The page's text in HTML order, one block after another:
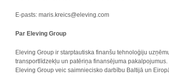
E-pasts: maris.kreics@eleving.com
Par Eleving Group
Eleving Group ir starptautiska finanšu tehnoloģiju
transportlīdzekļu un patēriņa finansējuma
Eleving Group veic saimniecisko darbību Baltijā un